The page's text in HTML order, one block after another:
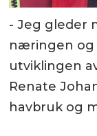
- Jeg gleder
næringen og
utviklingen
Renate
havbruk og